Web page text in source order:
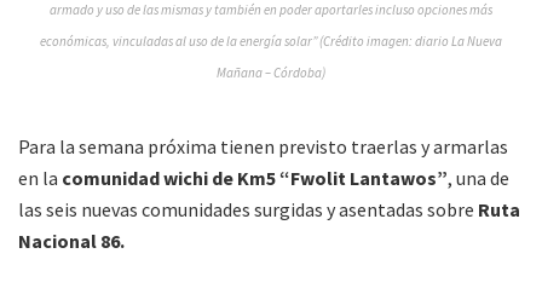
armado y uso de las mismas y también en poder aportarles incluso opciones más
económicas, vinculadas al uso de la energía solar” (Crédito imagen: diario La Nueva
Mañana – Córdoba)
Para la semana próxima tienen previsto traerlas y armarlas
en la comunidad wichi de Km5 “Fwolit Lantawos”, una de
las seis nuevas comunidades surgidas y asentadas sobre Ruta
Nacional 86.